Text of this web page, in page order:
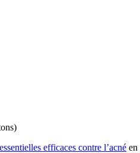
efficaces contre l’acné en